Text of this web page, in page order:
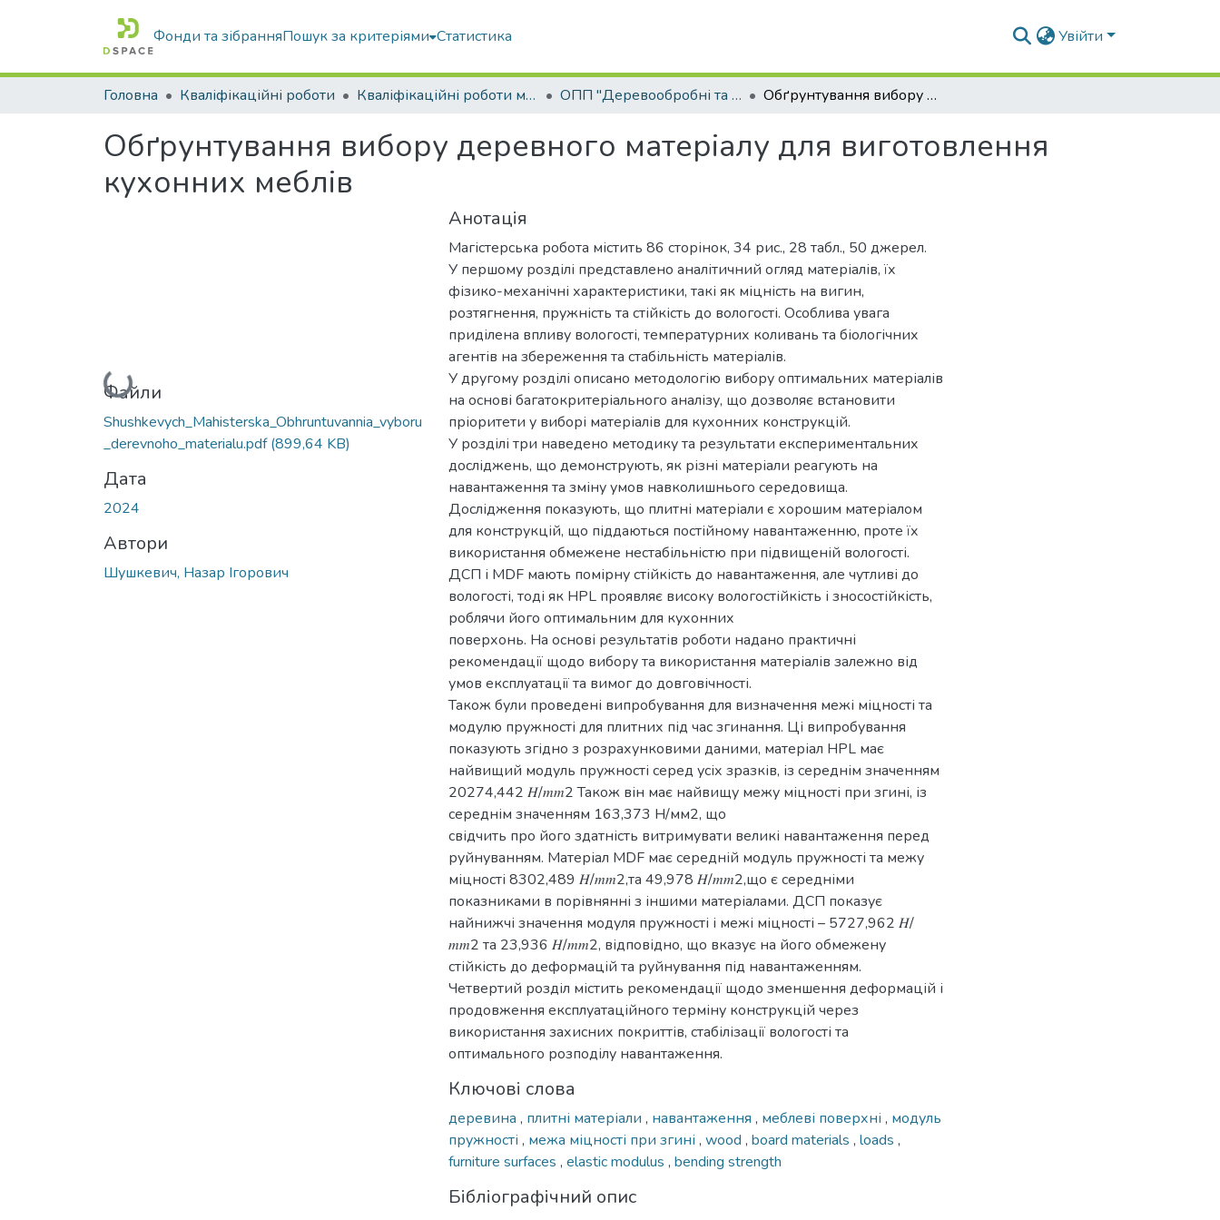
Фонди та зібранняПошук за критеріями Статистика Увійти
Головна Кваліфікаційні роботи Кваліфікаційні роботи магістрів ОПП "Деревообробні та меблеві технології" Обґрунтування вибору деревного матеріалу для виготовлення кухонних меблів
Обґрунтування вибору деревного матеріалу для виготовлення
кухонних меблів
Вантажиться...
Файли
Shushkevych_Mahisterska_Obhruntuvannia_vyboru
_derevnoho_materialu.pdf(899,64 KB)
Дата
2024
Автори
Шушкевич, Назар Ігорович
Анотація
Магістерська робота містить 86 сторінок, 34 рис., 28 табл., 50 джерел.
У першому розділі представлено аналітичний огляд матеріалів, їх
фізико-механічні характеристики, такі як міцність на вигин,
розтягнення, пружність та стійкість до вологості. Особлива увага
приділена впливу вологості, температурних коливань та біологічних
агентів на збереження та стабільність матеріалів.
У другому розділі описано методологію вибору оптимальних матеріалів
на основі багатокритеріального аналізу, що дозволяє встановити
пріоритети у виборі матеріалів для кухонних конструкцій.
У розділі три наведено методику та результати експериментальних
досліджень, що демонструють, як різні матеріали реагують на
навантаження та зміну умов навколишнього середовища.
Дослідження показують, що плитні матеріали є хорошим матеріалом
для конструкцій, що піддаються постійному навантаженню, проте їх
використання обмежене нестабільністю при підвищеній вологості.
ДСП і MDF мають помірну стійкість до навантаження, але чутливі до
вологості, тоді як HPL проявляє високу вологостійкість і зносостійкість,
роблячи його оптимальним для кухонних
поверхонь. На основі результатів роботи надано практичні
рекомендації щодо вибору та використання матеріалів залежно від
умов експлуатації та вимог до довговічності.
Також були проведені випробування для визначення межі міцності та
модулю пружності для плитних під час згинання. Ці випробування
показують згідно з розрахунковими даними, матеріал HPL має
найвищий модуль пружності серед усіх зразків, із середнім значенням
20274,442 𝐻/𝑚𝑚2 Також він має найвищу межу міцності при згині, із
середнім значенням 163,373 H/мм2, що
свідчить про його здатність витримувати великі навантаження перед
руйнуванням. Матеріал MDF має середній модуль пружності та межу
міцності 8302,489 𝐻/𝑚𝑚2,та 49,978 𝐻/𝑚𝑚2,що є середніми
показниками в порівнянні з іншими матеріалами. ДСП показує
найнижчі значення модуля пружності і межі міцності – 5727,962 𝐻/
𝑚𝑚2 та 23,936 𝐻/𝑚𝑚2, відповідно, що вказує на його обмежену
стійкість до деформацій та руйнування під навантаженням.
Четвертий розділ містить рекомендації щодо зменшення деформацій і
продовження експлуатаційного терміну конструкцій через
використання захисних покриттів, стабілізації вологості та
оптимального розподілу навантаження.
Ключові слова
деревина , плитні матеріали , навантаження , меблеві поверхні , модуль
пружності , межа міцності при згині , wood , board materials , loads ,
furniture surfaces , elastic modulus , bending strength
Бібліографічний опис